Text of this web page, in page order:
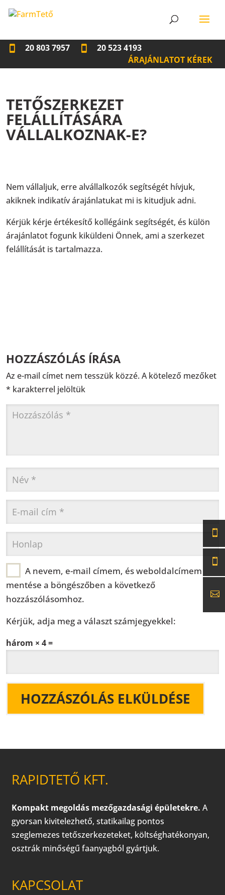
20 803 7957
20 523 4193
ÁRAJÁNLATOT KÉREK
TETŐSZERKEZET
FELÁLLÍTÁSÁRA
VÁLLALKOZNAK-E?
Nem vállaljuk, erre alvállalkozók segítségét hívjuk,
akiknek indikatív árajánlatukat mi is kitudjuk adni.
Kérjük kérje értékesítő kollégáink segítségét, és külön
árajánlatot fogunk kiküldeni Önnek, ami a szerkezet
felállítását is tartalmazza.
HOZZÁSZÓLÁS ÍRÁSA
Az e-mail címet nem tesszük közzé. A kötelező mezőket
* karakterrel jelöltük
A nevem, e-mail címem, és weboldalcímem
mentése a böngészőben a következő
hozzászólásomhoz.
Kérjük, adja meg a választ számjegyekkel:
három × 4 =
RAPIDTETŐ KFT.
Kompakt megoldás mezőgazdasági épületekre. A
gyorsan kivitelezhető, statikailag pontos
szeglemezes tetőszerkezeteket, költséghatékonyan,
osztrák minőségű faanyagból gyártjuk.
KAPCSOLAT